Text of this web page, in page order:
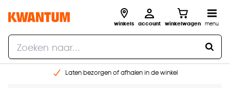
winkels account winkelwagen menu
Laten bezorgen of afhalen in de winkel